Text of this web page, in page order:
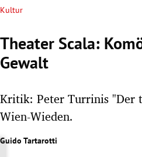
Kultur
Theater Scala:
Gewalt
Kritik: Peter Turrinis "Der
Wien-Wieden.
Guido Tartarotti